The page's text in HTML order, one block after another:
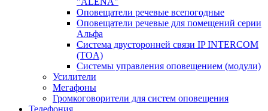
Оповещатели речевые всепогодные
Оповещатели речевые для помещений серии
Альфа
Система двусторонней связи IP INTERCOM
(TOA)
Системы управления оповещением (модули)
Усилители
Мегафоны
Громкоговорители для систем оповещения
Телефония